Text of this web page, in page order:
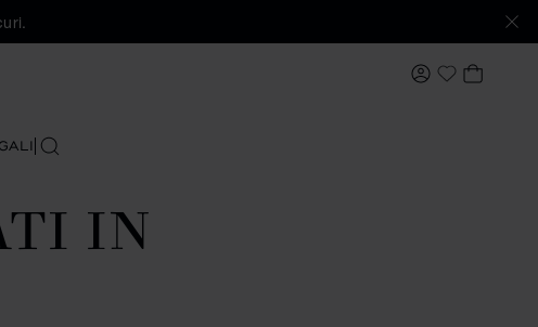
IL MIOMy Wishlist
IL MIO
CERCARE
IN